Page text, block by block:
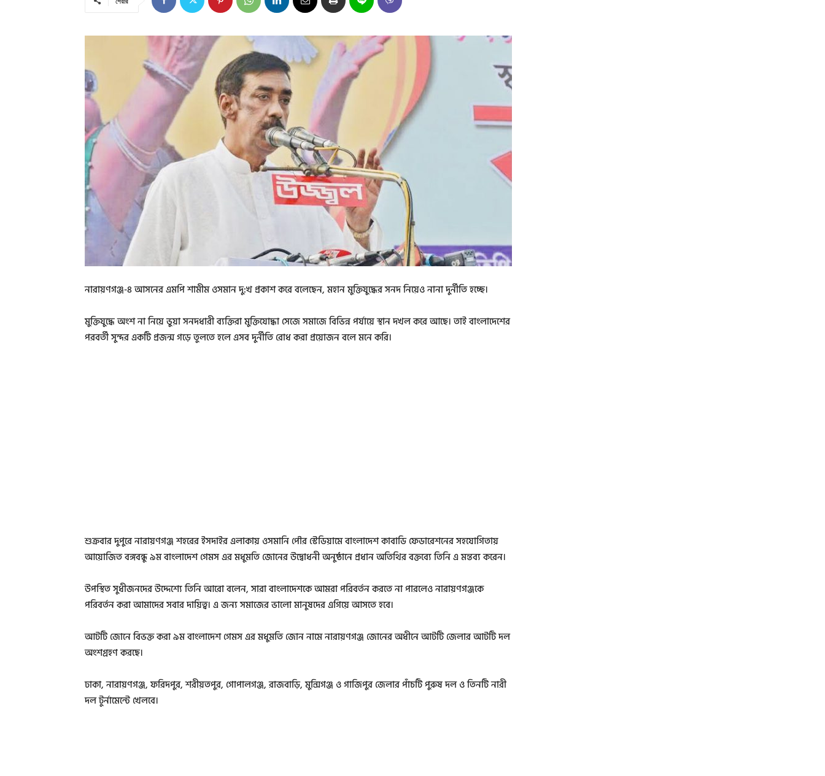
নারায়ণগঞ্জ-৪ আসনের এমপি শামীম ওসমান দু:খ প্রকাশ করে বলেছেন, মহান মুক্তিযুদ্ধের সনদ নিয়েও নানা দুর্নীতি হচ্ছে।
মুক্তিযুদ্ধে অংশ না নিয়ে ভুয়া সনদধারী ব্যক্তিরা মুক্তিযোদ্ধা সেজে সমাজে বিভিন্ন পর্যায়ে স্থান দখল করে আছে। তাই বাংলাদেশের
পরবর্তী সুন্দর একটি প্রজন্ম গড়ে তুলতে হলে এসব দুর্নীতি রোধ করা প্রয়োজন বলে মনে করি।
শুক্রবার দুপুরে নারায়ণগঞ্জ শহরের ইসদাইর এলাকায় ওসমানি পৌর স্টেডিয়ামে বাংলাদেশ কাবাডি ফেডারেশনের সহযোগিতায়
আয়োজিত বঙ্গবন্ধু ৯ম বাংলাদেশ গেমস এর মধুমতি জোনের উদ্বোধনী অনুষ্ঠানে প্রধান অতিথির বক্তব্যে তিনি এ মন্তব্য করেন।
উপস্থিত সুধীজনদের উদ্দেশ্যে তিনি আরো বলেন, সারা বাংলাদেশকে আমরা পরিবর্তন করতে না পারলেও নারায়ণগঞ্জকে
পরিবর্তন করা আমাদের সবার দায়িত্ব। এ জন্য সমাজের ভালো মানুষদের এগিয়ে আসতে হবে।
আটটি জোনে বিভক্ত করা ৯ম বাংলাদেশ গেমস এর মধুমতি জোন নামে নারায়ণগঞ্জ জোনের অধীনে আটটি জেলার আটটি দল
অংশগ্রহণ করছে।
ঢাকা, নারায়ণগঞ্জ, ফরিদপুর, শরীয়তপুর, গোপালগঞ্জ, রাজবাড়ি, মুন্সিগঞ্জ ও গাজিপুর জেলার পাঁচটি পুরুষ দল ও তিনটি নারী
দল টুর্নামেন্টে খেলবে।